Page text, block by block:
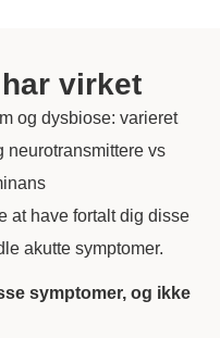
virket
at have fortalt dig disse
akutte symptomer.
symptomer, og ikke